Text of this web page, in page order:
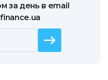
за день в email